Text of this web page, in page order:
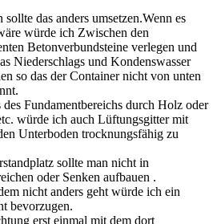
sollte das anders umsetzen.Wenn es
würde ich Zwischen den
Betonverbundsteine verlegen und
Niederschlags und Kondenswasser
so das der Container nicht von unten
Fundamentbereichs durch Holz oder
würde ich auch Lüftungsgitter mit
Unterboden trocknungsfähig zu
sollte man nicht in
oder Senken aufbauen .
nicht anders geht würde ich ein
bevorzugen.
erst einmal mit dem dort